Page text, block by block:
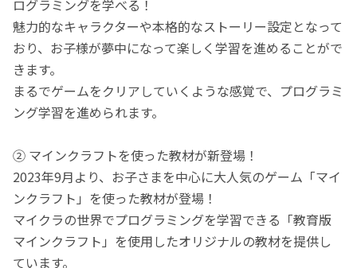
ログラミングを学べる！
魅力的なキャラクターや本格的なストーリー設定となって
おり、お子様が夢中になって楽しく学習を進めることがで
きます。
まるでゲームをクリアしていくような感覚で、プログラミ
ング学習を進められます。
② マインクラフトを使った教材が新登場！
2023年9月より、お子さまを中心に大人気のゲーム「マイ
ンクラフト」を使った教材が登場！
マイクラの世界でプログラミングを学習できる「教育版
マインクラフト」を使用したオリジナルの教材を提供し
ています。